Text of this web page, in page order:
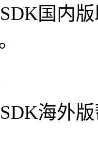
SDK国内
SDK海外